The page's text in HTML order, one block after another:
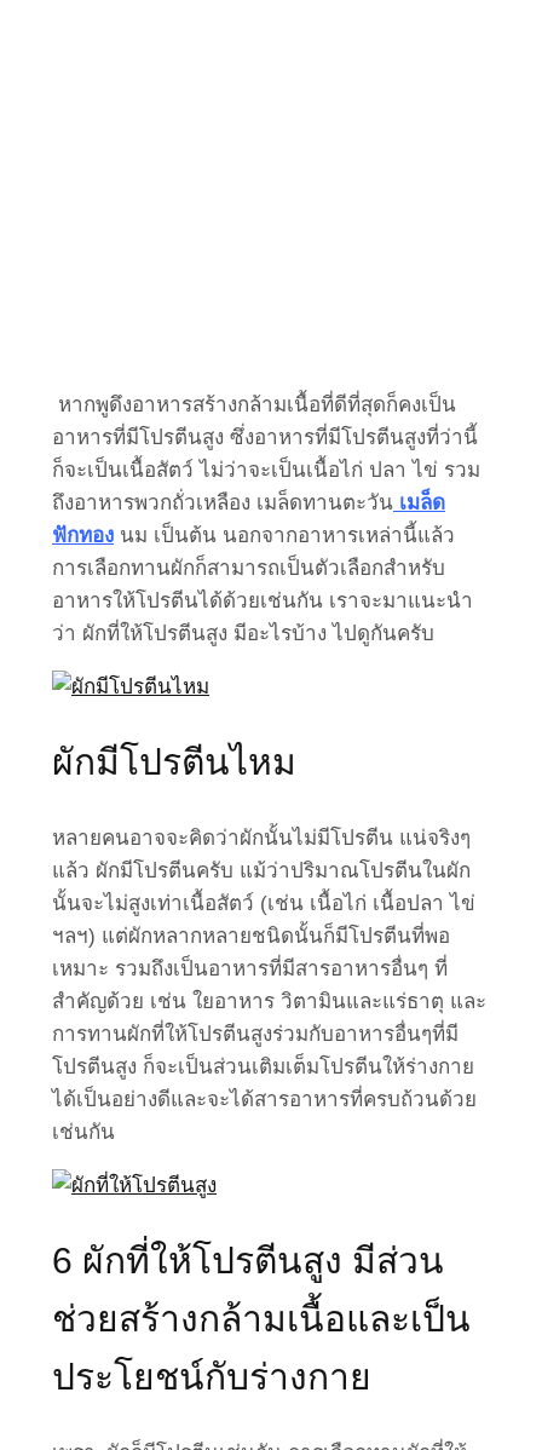
หากพูดึงอาหารสร้างกล้ามเนื้อที่ดีที่สุดก็คงเป็น
อาหารที่มีโปรตีนสูง ซึ่งอาหารที่มีโปรตีนสูงที่ว่านี้
ก็จะเป็นเนื้อสัตว์ ไม่ว่าจะเป็นเนื้อไก่ ปลา ไข่ รวม
ถึงอาหารพวกถั่วเหลือง เมล็ดทานตะวัน เมล็ด
ฟักทอง นม เป็นต้น นอกจากอาหารเหล่านี้แล้ว
การเลือกทานผักก็สามารถเป็นตัวเลือกสำหรับ
อาหารให้โปรตีนได้ด้วยเช่นกัน เราจะมาแนะนำ
ว่า ผักที่ให้โปรตีนสูง มีอะไรบ้าง ไปดูกันครับ
ผักมีโปรตีนไหม
หลายคนอาจจะคิดว่าผักนั้นไม่มีโปรตีน แน่จริงๆ
แล้ว ผักมีโปรตีนครับ แม้ว่าปริมาณโปรตีนในผัก
นั้นจะไม่สูงเท่าเนื้อสัตว์ (เช่น เนื้อไก่ เนื้อปลา ไข่
ฯลฯ) แต่ผักหลากหลายชนิดนั้นก็มีโปรตีนที่พอ
เหมาะ รวมถึงเป็นอาหารที่มีสารอาหารอื่นๆ ที่
สำคัญด้วย เช่น ใยอาหาร วิตามินและแร่ธาตุ และ
การทานผักที่ให้โปรตีนสูงร่วมกับอาหารอื่นๆที่มี
โปรตีนสูง ก็จะเป็นส่วนเติมเต็มโปรตีนให้ร่างกาย
ได้เป็นอย่างดีและจะได้สารอาหารที่ครบถ้วนด้วย
เช่นกัน
6 ผักที่ให้โปรตีนสูง มีส่วน
ช่วยสร้างกล้ามเนื้อและเป็น
ประโยชน์กับร่างกาย